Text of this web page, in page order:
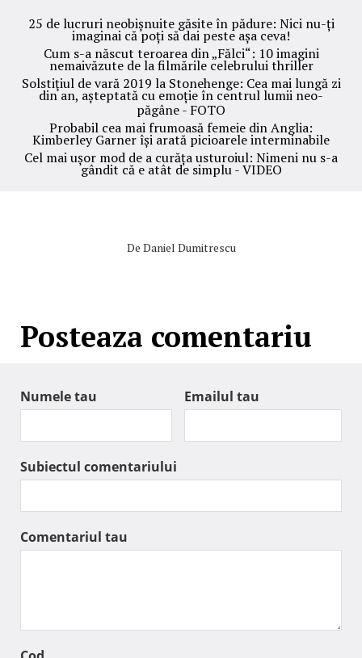
25 de lucruri neobișnuite găsite în pădure: Nici nu-ți
imaginai că poți să dai peste așa ceva!
Cum s-a născut teroarea din „Fălci“: 10 imagini
nemaivăzute de la filmările celebrului thriller
Solstiţiul de vară 2019 la Stonehenge: Cea mai lungă zi
din an, așteptată cu emoție în centrul lumii neo-
păgâne - FOTO
Probabil cea mai frumoasă femeie din Anglia:
Kimberley Garner își arată picioarele interminabile
Cel mai ușor mod de a curăța usturoiul: Nimeni nu s-a
gândit că e atât de simplu - VIDEO
De Daniel Dumitrescu
Posteaza comentariu
Numele tau Emailul tau
Subiectul comentariului
Comentariul tau